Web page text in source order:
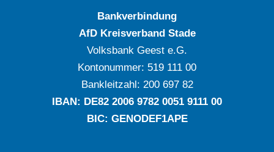
Bankverbindung
AfD Kreisverband Stade
Volksbank Geest e.G.
Kontonummer: ‍519 111 00
Bankleitzahl: ‍200 697 82
IBAN: DE‍82 ‍2006 ‍9782 ‍0051 ‍9111 ‍00
BIC: GENODEF1APE